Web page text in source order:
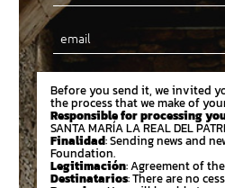
Email
Before you send it, we invited
the process that we make of
Responsible for processing
SANTA MARÍA LA REAL DEL
Finalidad: Sending news and
Foundation.
Legitimación: Agreement of
Destinatarios: There are no